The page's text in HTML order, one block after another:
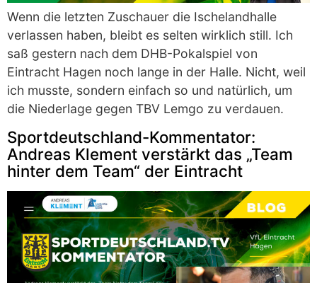
Wenn die letzten Zuschauer die Ischelandhalle
verlassen haben, bleibt es selten wirklich still. Ich
saß gestern nach dem DHB-Pokalspiel von
Eintracht Hagen noch lange in der Halle. Nicht, weil
ich musste, sondern einfach so und natürlich, um
die Niederlage gegen TBV Lemgo zu verdauen.
Sportdeutschland-Kommentator:
Andreas Klement verstärkt das „Team
hinter dem Team“ der Eintracht